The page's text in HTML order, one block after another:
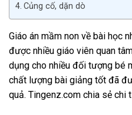
Củng cố, dặn dò
Giáo án mầm non về bài học
được nhiều giáo viên quan
dụng cho nhiều đối tượng bé
chất lượng bài giảng tốt đã
quả. Tingenz.com chia sẻ chi